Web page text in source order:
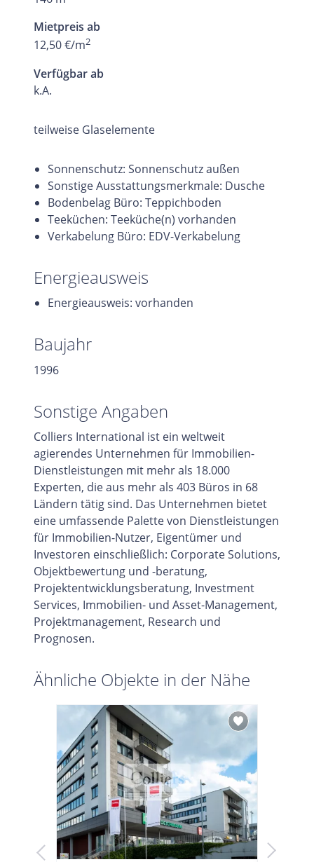
Mietpreis ab
12,50 €/m2
Verfügbar ab
k.A.
teilweise Glaselemente
Sonnenschutz: Sonnenschutz außen
Sonstige Ausstattungsmerkmale: Dusche
Bodenbelag Büro: Teppichboden
Teeküchen: Teeküche(n) vorhanden
Verkabelung Büro: EDV-Verkabelung
Energieausweis
Energieausweis: vorhanden
Baujahr
1996
Sonstige Angaben
Colliers International ist ein weltweit
agierendes Unternehmen für Immobilien-
Dienstleistungen mit mehr als 18.000
Experten, die aus mehr als 403 Büros in 68
Ländern tätig sind. Das Unternehmen bietet
eine umfassende Palette von Dienstleistungen
für Immobilien-Nutzer, Eigentümer und
Investoren einschließlich: Corporate Solutions,
Objektbewertung und -beratung,
Projektentwicklungsberatung, Investment
Services, Immobilien- und Asset-Management,
Projektmanagement, Research und
Prognosen.
Ähnliche Objekte in der Nähe